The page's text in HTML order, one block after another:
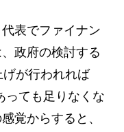
表でファイナン
政府の検討する
が行われれば
っても足りなくな
覚からすると、